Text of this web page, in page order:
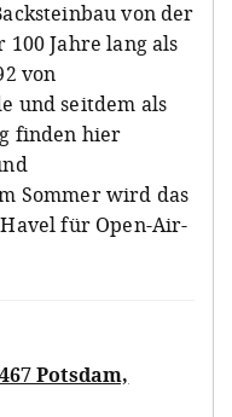
von der
Jahre lang als
von
und seitdem als
finden hier
Sommer wird das
für Open-Air-
Potsdam,